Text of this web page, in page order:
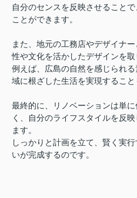
自分のセンスを反映させること
ことができます。
また、地元の工務店やデザイナ
性や文化を活かしたデザインを取
例えば、広島の自然を感じられ
域に根ざした生活を実現すること
最終的に、リノベーションは単
く、自分のライフスタイルを反
ます。
しっかりと計画を立て、賢く実
いが完成するのです。